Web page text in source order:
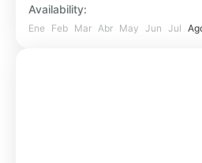
Fácil
1 Person
Availability:
Ene Feb Mar Abr May Jun Jul